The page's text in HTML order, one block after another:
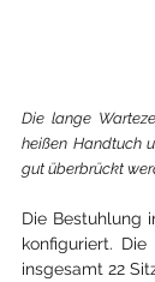
Die lange
heißen Handtuch
gut überbrückt
Die Bestuhlung
konfiguriert.
insgesamt 22